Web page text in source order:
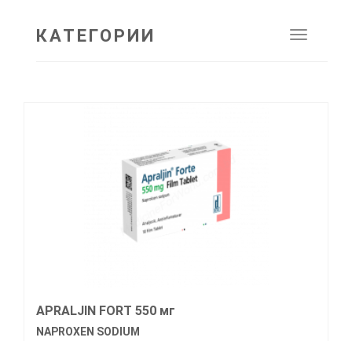
Toggle
КАТЕГОРИИ
APRALJIN FORT 550 мг
NAPROXEN SODIUM